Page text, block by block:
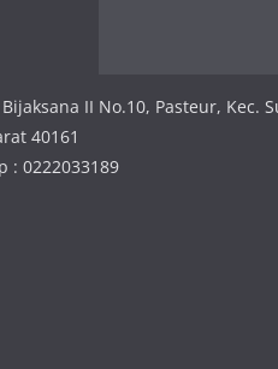
Bijaksana II No.10, Pasteur, Kec.
40161
: 0222033189